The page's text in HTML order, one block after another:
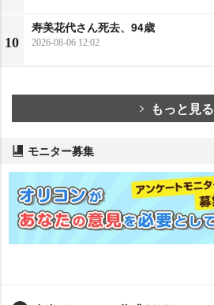
10
寿美花代さん死去、94歳
2026-08-06 12:02
もっと見る
モニター募集